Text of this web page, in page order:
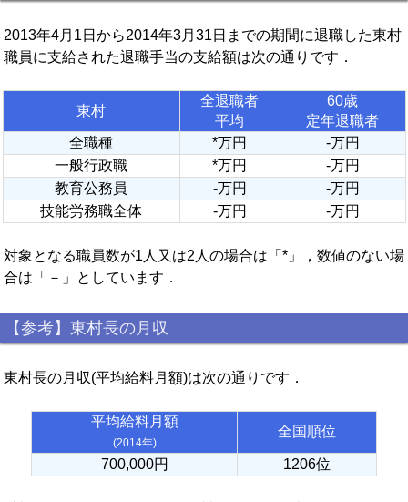
2013年4月1日から2014年3月31日までの期間に退職した東村
職員に支給された退職手当の支給額は次の通りです．
東村
全退職者
平均
60歳
定年退職者
全職種
*万円
-万円
一般行政職
*万円
-万円
教育公務員
-万円
-万円
技能労務職全体
-万円 -万円
対象となる職員数が1人又は2人の場合は「*」，数値のない場
合は「－」としています．
【参考】東村長の月収
東村長の月収(平均給料月額)は次の通りです．
平均給料月額
(2014年)
全国順位
700,000円 1206位